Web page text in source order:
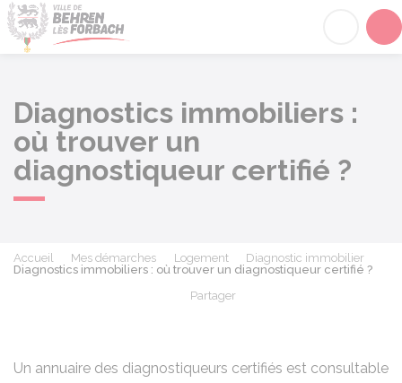
Diagnostics immobiliers :
où trouver un
diagnostiqueur certifié ?
Accueil Mes démarches Logement
Diagnostic immobilier
Diagnostics immobiliers : où trouver un diagnostiqueur certifié ?
Partager
Un annuaire des diagnostiqueurs certifiés est consultable